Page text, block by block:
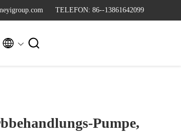
TELEFON: 86--13861642099
 
Pumpe,